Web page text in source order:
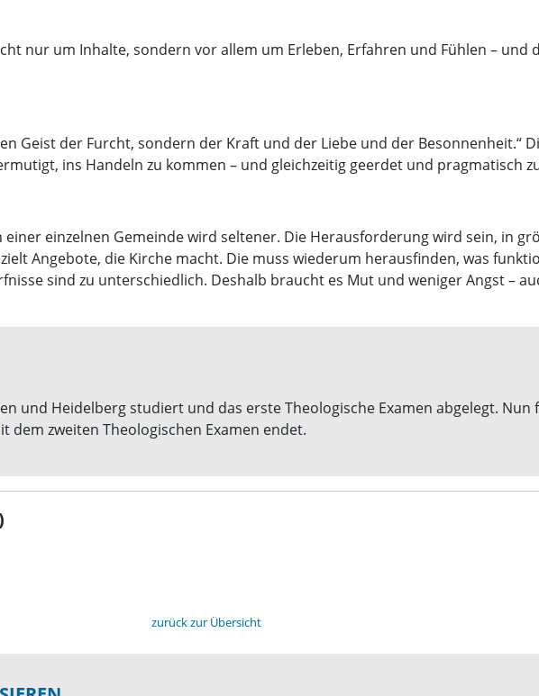
nur um Inhalte, sondern vor allem um Erleben, Erfahren und Fühlen – und
Geist der Furcht, sondern der Kraft und der Liebe und der Besonnenheit.“
ins Handeln zu kommen – und gleichzeitig geerdet und pragmatisch
einzelnen Gemeinde wird seltener. Die Herausforderung wird sein, in
Angebote, die Kirche macht. Die muss wiederum herausfinden, was
sind zu unterschiedlich. Deshalb braucht es Mut und weniger Angst –
und Heidelberg studiert und das erste Theologische Examen abgelegt. Nun
dem zweiten Theologischen Examen endet.
zurück zur Übersicht